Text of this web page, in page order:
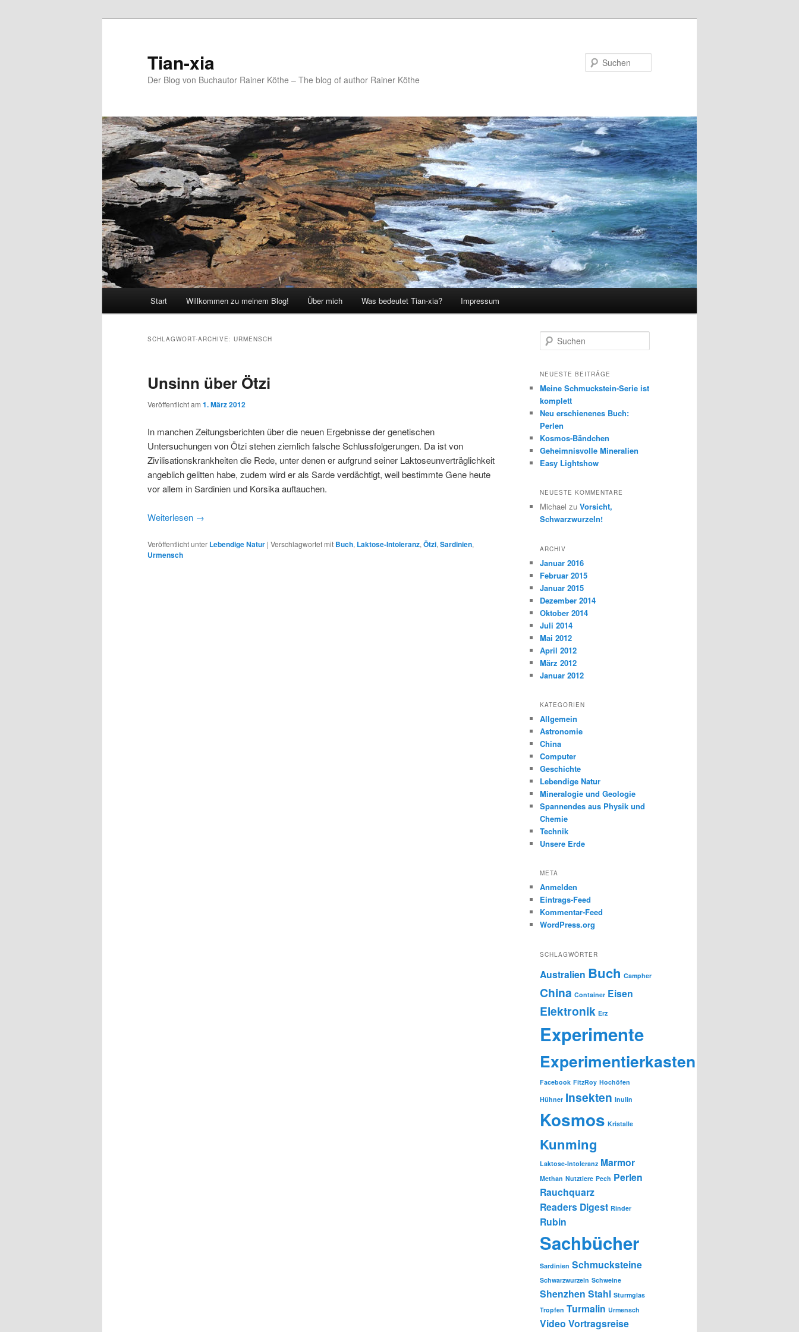
Tian-xia
Der Blog von Buchautor Rainer Köthe – The blog of author Rainer Köthe
Start Willkommen zu meinem Blog! Über mich Was bedeutet Tian-xia? Impressum
SCHLAGWORT-ARCHIVE: URMENSCH
Unsinn über Ötzi
Veröffentlicht am 1. März 2012
In manchen Zeitungsberichten über die neuen Ergebnisse der genetischen
Untersuchungen von Ötzi stehen ziemlich falsche Schlussfolgerungen. Da ist von
Zivilisationskrankheiten die Rede, unter denen er aufgrund seiner Laktoseunverträglichkeit
angeblich gelitten habe, zudem wird er als Sarde verdächtigt, weil bestimmte Gene heute
vor allem in Sardinien und Korsika auftauchen.
Weiterlesen →
Veröffentlicht unter Lebendige Natur | Verschlagwortet mit Buch, Laktose-Intoleranz, Ötzi, Sardinien,
Urmensch
u
h
n
NEUESTE BEITRÄGE
Meine Schmuckstein-Serie ist
komplett
Neu erschienenes Buch:
Perlen
Kosmos-Bändchen
Geheimnisvolle Mineralien
Easy Lightshow
NEUESTE KOMMENTARE
Michael zu Vorsicht,
Schwarzwurzeln!
ARCHIV
Januar 2016
Februar 2015
Januar 2015
Dezember 2014
Oktober 2014
Juli 2014
Mai 2012
April 2012
März 2012
Januar 2012
KATEGORIEN
Allgemein
Astronomie
China
Computer
Geschichte
Lebendige Natur
Mineralogie und Geologie
Spannendes aus Physik und
Chemie
Technik
Unsere Erde
META
Anmelden
Eintrags-Feed
Kommentar-Feed
WordPress.org
SCHLAGWÖRTER
Australien Buch Campher
China Container Eisen
Elektronik Erz
Experimente
Experimentierkasten
Facebook FitzRoy Hochöfen
Hühner Insekten Inulin
Kosmos Kristalle
Kunming
Laktose-Intoleranz Marmor
Methan Nutztiere Pech Perlen
Rauchquarz
Readers Digest Rinder
Rubin
Sachbücher
Sardinien Schmucksteine
Schwarzwurzeln Schweine
Shenzhen Stahl Sturmglas
Tropfen Turmalin Urmensch
Video Vortragsreise